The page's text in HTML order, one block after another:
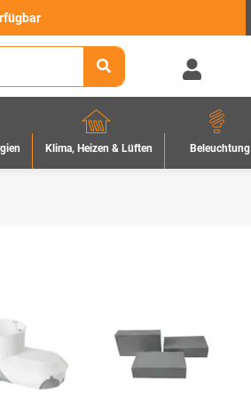
Klima, Heizen & Lüften Beleuchtung